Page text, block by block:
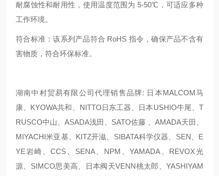
耐腐蚀性和耐用性，使用温度范围为 5-50℃，可适应多种
工作环境。
符合标准：该系列产品符合 RoHS 指令，确保产品不含有
害物质，符合环保标准。
湖南中村贸易有限公司代理销售品牌: 日本MALCOM马
康、KYOWA共和、NITTO日东工器、日本USHIO牛尾、T
RUSCO中山、ASADA浅田、SATO佐藤 、AMADA天田、
MIYACHI米亚基、KITZ开滋、SIBATA科学仪器、SEN、E
YE岩崎、CCS、SENA、NPM、YAMADA、REVOX光
源、SIMCO思美高、日本阀天VENN桃太郎、YASHIYAM